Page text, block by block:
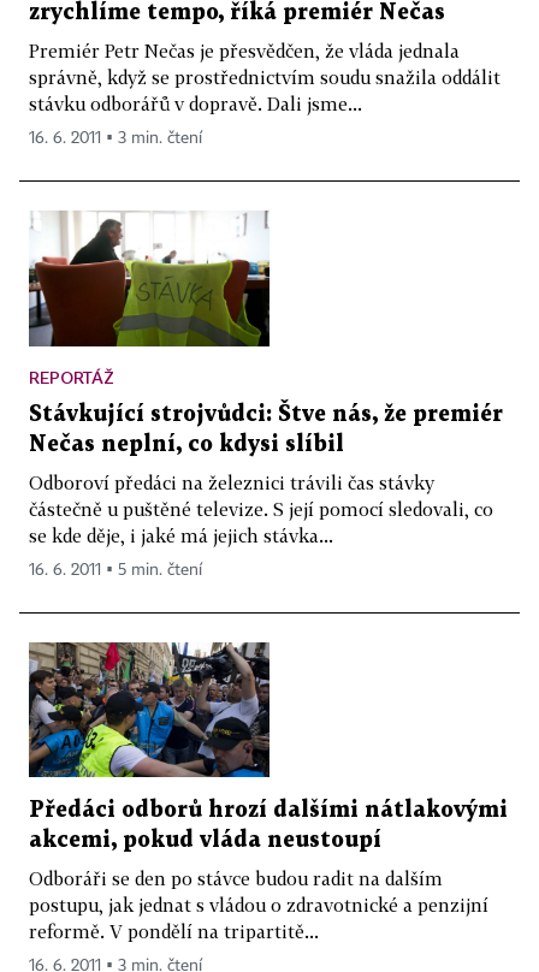
zrychlíme tempo, říká premiér Nečas
Premiér Petr Nečas je přesvědčen, že vláda jednala
správně, když se prostřednictvím soudu snažila oddálit
stávku odborářů v dopravě. Dali jsme...
16. 6. 2011 ▪ 3 min. čtení
REPORTÁŽ
Stávkující strojvůdci: Štve nás, že premiér
Nečas neplní, co kdysi slíbil
Odboroví předáci na železnici trávili čas stávky
částečně u puštěné televize. S její pomocí sledovali, co
se kde děje, i jaké má jejich stávka...
16. 6. 2011 ▪ 5 min. čtení
Předáci odborů hrozí dalšími nátlakovými
akcemi, pokud vláda neustoupí
Odboráři se den po stávce budou radit na dalším
postupu, jak jednat s vládou o zdravotnické a penzijní
reformě. V pondělí na tripartitě...
16. 6. 2011 ▪ 3 min. čtení